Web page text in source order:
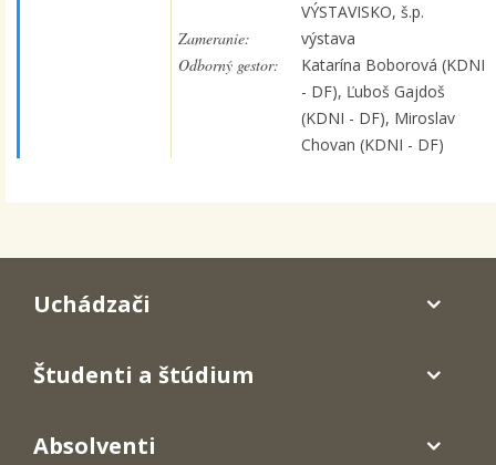
VÝSTAVISKO, š.p.
Zameranie:
výstava
Odborný gestor:
Katarína Boborová (KDNI
- DF), Ľuboš Gajdoš
(KDNI - DF), Miroslav
Chovan (KDNI - DF)
Uchádzači
Študenti a štúdium
Absolventi